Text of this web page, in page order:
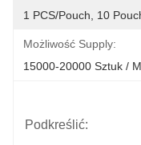
1 PCS/Pouch, 10
Możliwość Supply:
15000-20000 Sztuk /
Podkreślić: